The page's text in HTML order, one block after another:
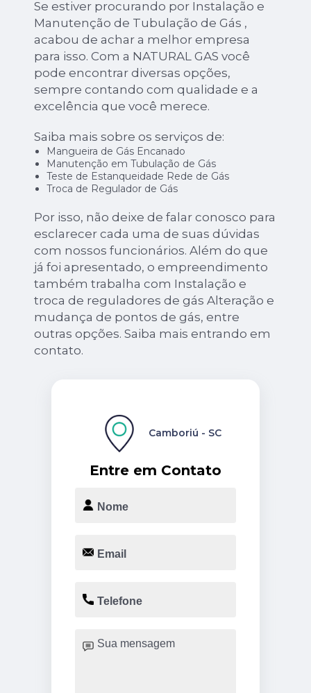
Se estiver procurando por Instalação e
Manutenção de Tubulação de Gás ,
acabou de achar a melhor empresa
para isso. Com a NATURAL GAS você
pode encontrar diversas opções,
sempre contando com qualidade e a
excelência que você merece.
Saiba mais sobre os serviços de:
Mangueira de Gás Encanado
Manutenção em Tubulação de Gás
Teste de Estanqueidade Rede de Gás
Troca de Regulador de Gás
Por isso, não deixe de falar conosco para
esclarecer cada uma de suas dúvidas
com nossos funcionários. Além do que
já foi apresentado, o empreendimento
também trabalha com Instalação e
troca de reguladores de gás Alteração e
mudança de pontos de gás, entre
outras opções. Saiba mais entrando em
contato.
Entre em Contato
Camboriú - SC